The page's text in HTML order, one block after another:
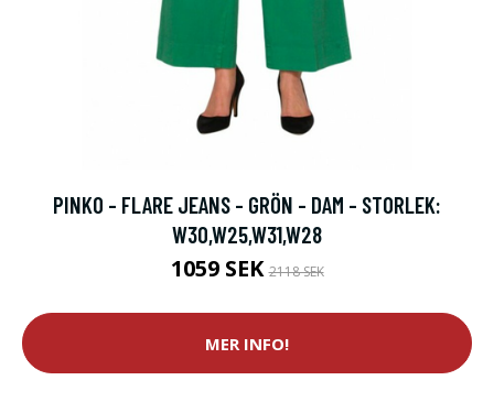
PINKO - FLARE JEANS - GRÖN - DAM - STORLEK:
W30,W25,W31,W28
1059 SEK2118 SEK
MER INFO!